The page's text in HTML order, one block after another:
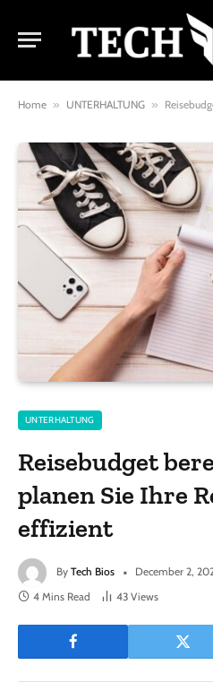
Home » UNTERHALTUNG » Reisebudget
UNTERHALTUNG
Reisebudget
planen Sie Ihre
effizient
By Tech Bios December 2,
4 Mins Read
43 Views